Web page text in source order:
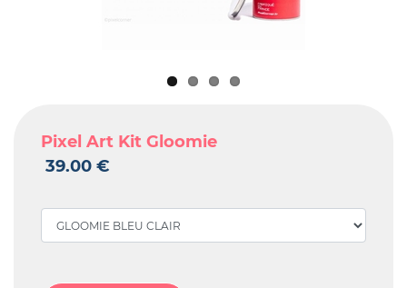
Pixel Art Kit Gloomie
39.00 €